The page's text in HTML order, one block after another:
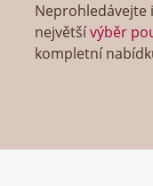
Neprohledávejte
největšívýběr
kompletní